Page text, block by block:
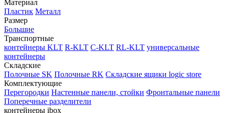
Материал
Пластик Металл
Размер
Большие
Транспортные
контейнеры KLT R-KLT C-KLT RL-KLT универсальные
контейнеры
Складские
Полочные SK Полочные RK Складские ящики logic store
Комплектующие
Перегородки Настенные панели, стойки Фронтальные панели
Поперечные разделители
контейнеры ibox